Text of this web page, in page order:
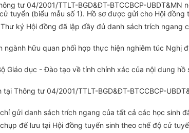
tư 04/2001/TTLT-BGD&ĐT-BTCCBCP-
tuyển (biểu mẫu số 1). Hồ sơ được gửi cho Hội
ký Hội đồng đã lập đầy đủ danh sách trích
hữu quan phối hợp thực hiện nghiêm túc
Giáo dục - Đào tạo về tính chính xác của nội dung
Thông tư 04/2001/TTLT-BGD&ĐT-BTCCBCP-
gửi danh sách trích ngang của tất cả các học sinh
để lưu tại Hội đồng tuyển sinh theo chế độ cử